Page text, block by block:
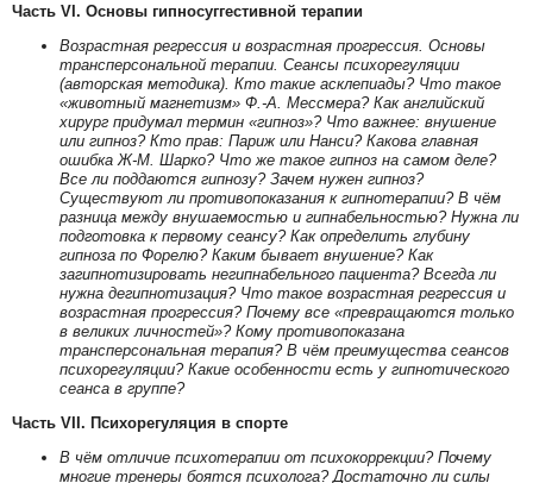
Часть VI. Основы гипносуггестивной терапии
Возрастная регрессия и возрастная прогрессия. Основы
трансперсональной терапии. Сеансы психорегуляции
(авторская методика). Кто такие асклепиады? Что такое
«животный магнетизм» Ф.-А. Мессмера? Как английский
хирург придумал термин «гипноз»? Что важнее: внушение
или гипноз? Кто прав: Париж или Нанси? Какова главная
ошибка Ж-М. Шарко? Что же такое гипноз на самом деле?
Все ли поддаются гипнозу? Зачем нужен гипноз?
Существуют ли противопоказания к гипнотерапии? В чём
разница между внушаемостью и гипнабельностью? Нужна ли
подготовка к первому сеансу? Как определить глубину
гипноза по Форелю? Каким бывает внушение? Как
загипнотизировать негипнабельного пациента? Всегда ли
нужна дегипнотизация? Что такое возрастная регрессия и
возрастная прогрессия? Почему все «превращаются только
в великих личностей»? Кому противопоказана
трансперсональная терапия? В чём преимущества сеансов
психорегуляции? Какие особенности есть у гипнотического
сеанса в группе?
Часть VII. Психорегуляция в спорте
В чём отличие психотерапии от психокоррекции? Почему
многие тренеры боятся психолога? Достаточно ли силы